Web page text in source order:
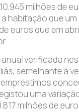
milhões de
habitação que
euros que em
verificada
semelhante à
uma
milhões de